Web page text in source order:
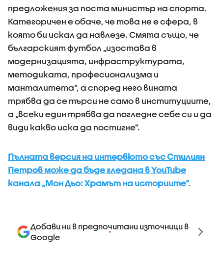
предложения за поста министър на спорта.
Категоричен е обаче, че това не е сфера, в
която би искал да навлезе. Смята също, че
българският футбол „изостава в
модернизацията, инфраструктурата,
методиката, професионализма и
манталитета”, а според него вината
трябва да се търси не само в институциите,
а „всеки един трябва да погледне себе си и да
види какво иска да постигне”.
Пълната версия на интервюто със Стилиян
Петров може да бъде гледана в YouTube
канала „Мон Дьо: Храмът на историите“.
Добави ни в предпочитани източници в
Google